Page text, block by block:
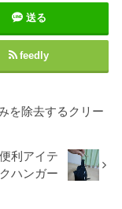
送る
feedly
を除去するクリー
利アイテ
ハンガー